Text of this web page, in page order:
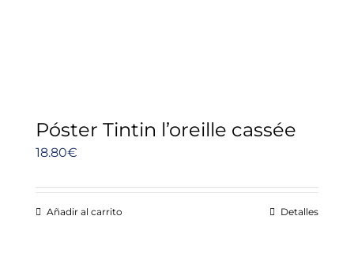
Póster Tintin l’oreille cassée
18.80€
Añadir al carrito Detalles